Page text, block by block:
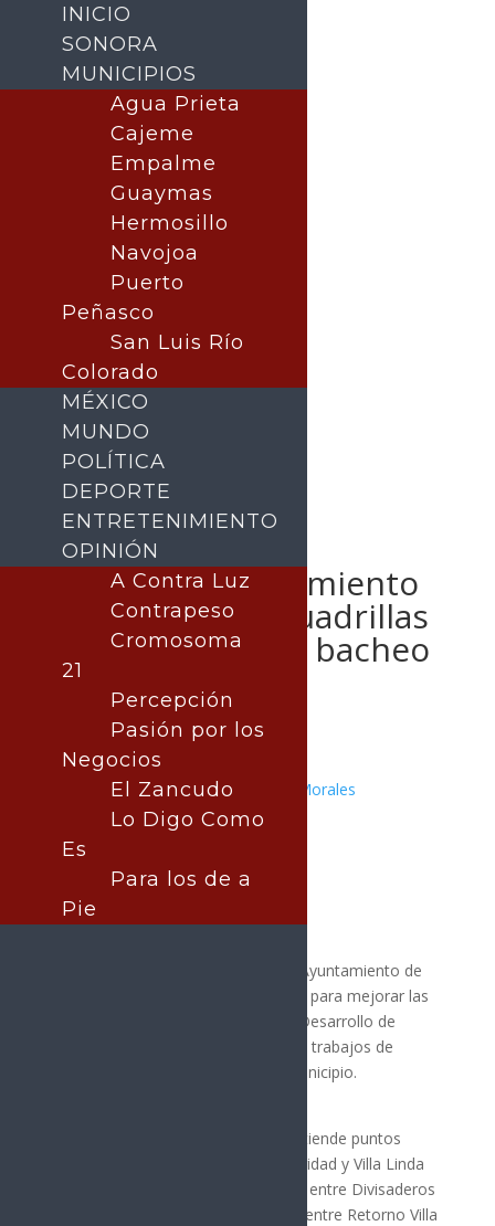
Refuerza Ayuntamiento
de Hermosillo cuadrillas
para trabajos de bacheo
en la ciudad
Publicado por:Juan Antonio Pérez Morales
Hermosillo
30 septiembre, 2025
Como parte de los trabajos que el Ayuntamiento de
Hermosillo implementa diariamente para mejorar las
vialidades, la Dirección General de Desarrollo de
Infraestructura (DGDI) mantiene los trabajos de
bacheo en diversos sectores del municipio.
Personal de la DGDI actualmente atiende puntos
como la calle Reforma entre Solidaridad y Villa Linda
en la colonia Las Villas; Monteverde entre Divisaderos
y Tepache; y Paseo Río Sonora Sur entre Retorno Villa
INICIO
SONORA
MUNICIPIOS
Agua Prieta
Cajeme
Empalme
Guaymas
Hermosillo
Navojoa
Puerto
Peñasco
San Luis Río
Colorado
MÉXICO
MUNDO
POLÍTICA
DEPORTE
ENTRETENIMIENTO
OPINIÓN
A Contra Luz
Contrapeso
Cromosoma
21
Percepción
Pasión por los
Negocios
El Zancudo
Lo Digo Como
Es
Para los de a
Pie